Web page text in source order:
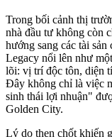
Trong bối cảnh thị
nhà đầu tư không còn
hướng sang các tài
Legacy nổi lên như
lõi: vị trí độc tôn, diện
Đây không chỉ là việc
sinh thái lợi nhuận"
Golden City.
Lý do then chốt khiến